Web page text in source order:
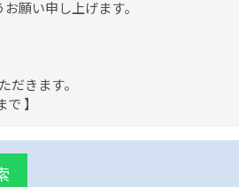
願い申し上げます。
きます。
】